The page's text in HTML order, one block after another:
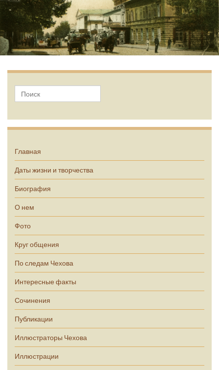
Главная
Даты жизни и творчества
Биография
О нем
Фото
Круг общения
По следам Чехова
Интересные факты
Сочинения
Публикации
Иллюстраторы Чехова
Иллюстрации